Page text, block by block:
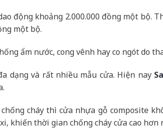
động khoảng 2.000.000 đồng một bộ.
một bộ.
ẩm nước, cong vênh hay co ngót do
dạng và rất nhiều mẫu cửa. Hiện nay
cháy thì cửa nhựa gỗ composite
khiến thời gian chống cháy cửa cao